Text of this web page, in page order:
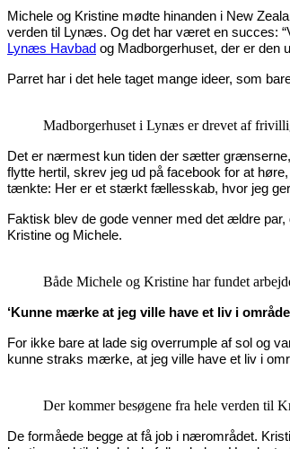
Michele og Kristine mødte hinanden i New
verden til Lynæs. Og det har været en succes:
Lynæs Havbad og Madborgerhuset, der er den
Parret har i det hele taget mange ideer, som
Madborgerhuset i Lynæs er drevet af
Det er nærmest kun tiden der sætter
flytte hertil, skrev jeg ud på facebook for at
tænkte: Her er et stærkt fællesskab, hvor jeg
Faktisk blev de gode venner med det ældre
Kristine og Michele.
Både Michele og Kristine har fundet
‘Kunne mærke at jeg ville have et liv i
For ikke bare at lade sig overrumple af sol og
kunne straks mærke, at jeg ville have et liv i
Der kommer besøgene fra hele verden til
De formåede begge at få job i nærområdet.